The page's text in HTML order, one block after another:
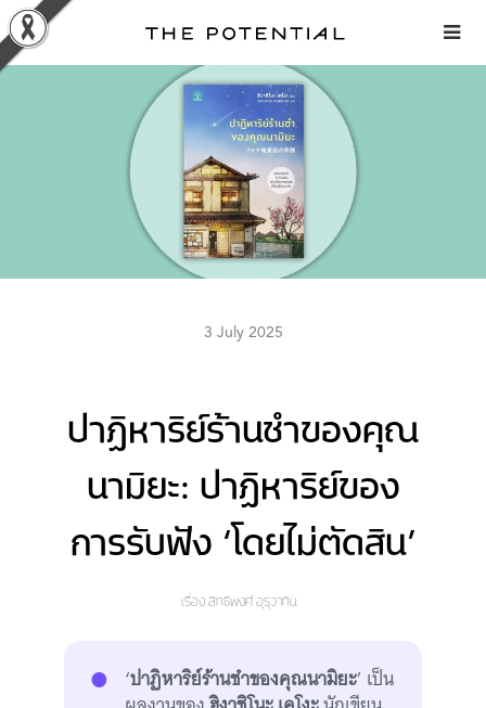
Skip
to
content
3 July 2025
ปาฏิหาริย์ร้านชำของคุณ
นามิยะ: ปาฏิหาริย์ของ
การรับฟัง ‘โดยไม่ตัดสิน’
เรื่อง สิทธิพงศ์ อุรุวาทิน
‘ปาฏิหาริย์ร้านชำของคุณนามิยะ’ เป็น